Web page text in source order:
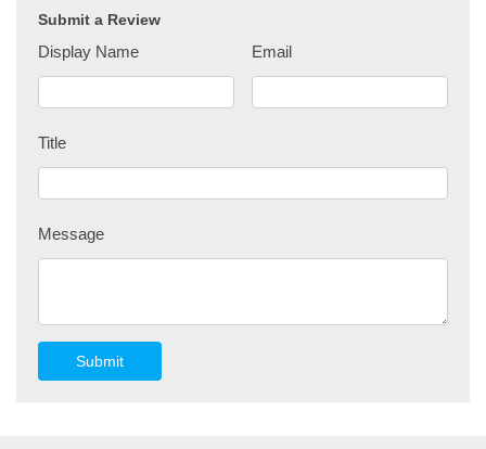
Submit a Review
Display Name Email
Title
Message
Submit